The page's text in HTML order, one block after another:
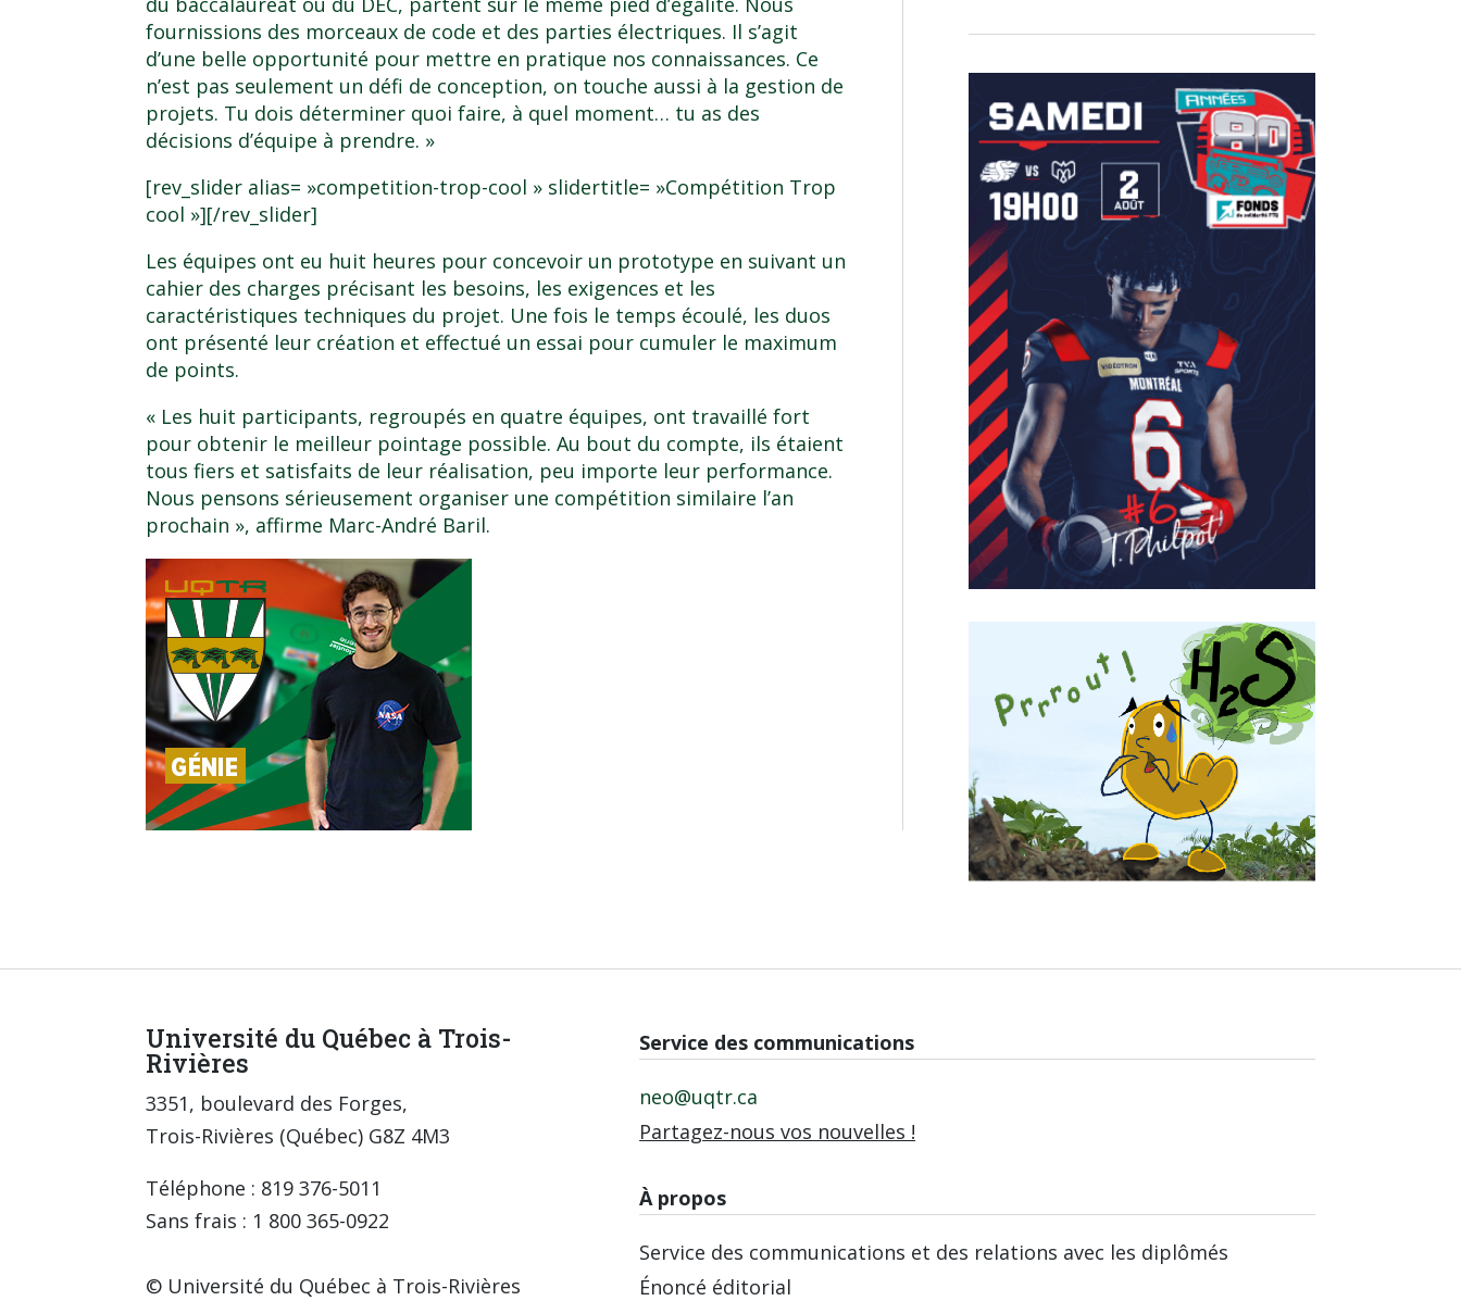
fournissions des morceaux de code et des parties électriques. Il s’agit
d’une belle opportunité pour mettre en pratique nos connaissances. Ce
n’est pas seulement un défi de conception, on touche aussi à la gestion de
projets. Tu dois déterminer quoi faire, à quel moment… tu as des
décisions d’équipe à prendre. »
[rev_slider alias= »competition-trop-cool » slidertitle= »Compétition Trop
cool »][/rev_slider]
Les équipes ont eu huit heures pour concevoir un prototype en suivant un
cahier des charges précisant les besoins, les exigences et les
caractéristiques techniques du projet. Une fois le temps écoulé, les duos
ont présenté leur création et effectué un essai pour cumuler le maximum
de points.
« Les huit participants, regroupés en quatre équipes, ont travaillé fort
pour obtenir le meilleur pointage possible. Au bout du compte, ils étaient
tous fiers et satisfaits de leur réalisation, peu importe leur performance.
Nous pensons sérieusement organiser une compétition similaire l’an
prochain », affirme Marc-André Baril.
Université du Québec à Trois-
Rivières
3351, boulevard des Forges,
Trois-Rivières (Québec) G8Z 4M3
Téléphone : 819 376-5011
Sans frais : 1 800 365-0922
© Université du Québec à Trois-Rivières
Service des communications
neo@uqtr.ca
Partagez-nous vos nouvelles !
À propos
Service des communications et des relations avec les diplômés
Énoncé éditorial